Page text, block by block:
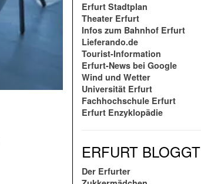
Erfurt Stadtplan
Theater Erfurt
Infos zum Bahnhof Erfurt
Lieferando.de
Tourist-Information
Erfurt-News bei Google
Wind und Wetter
Universität Erfurt
Fachhochschule Erfurt
Erfurt Enzyklopädie
ERFURT BLOGGT
Der Erfurter